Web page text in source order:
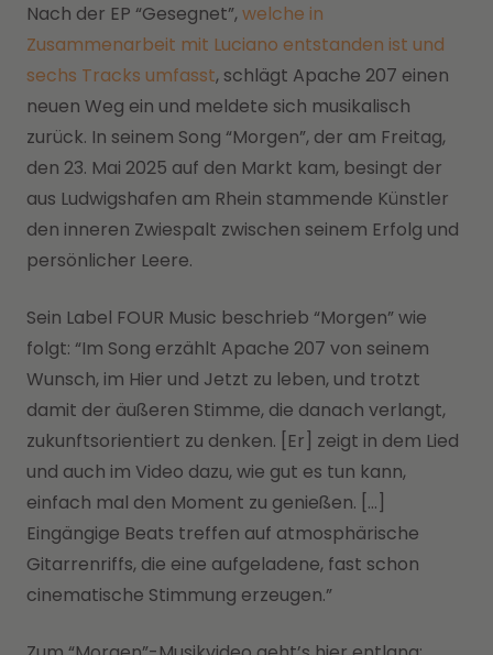
Nach der EP “Gesegnet”, welche in
Zusammenarbeit mit Luciano entstanden ist und
sechs Tracks umfasst, schlägt Apache 207 einen
neuen Weg ein und meldete sich musikalisch
zurück. In seinem Song “Morgen”, der am Freitag,
den 23. Mai 2025 auf den Markt kam, besingt der
aus Ludwigshafen am Rhein stammende Künstler
den inneren Zwiespalt zwischen seinem Erfolg und
persönlicher Leere.
Sein Label FOUR Music beschrieb “Morgen” wie
folgt: “Im Song erzählt Apache 207 von seinem
Wunsch, im Hier und Jetzt zu leben, und trotzt
damit der äußeren Stimme, die danach verlangt,
zukunftsorientiert zu denken. [Er] zeigt in dem Lied
und auch im Video dazu, wie gut es tun kann,
einfach mal den Moment zu genießen. […]
Eingängige Beats treffen auf atmosphärische
Gitarrenriffs, die eine aufgeladene, fast schon
cinematische Stimmung erzeugen.”